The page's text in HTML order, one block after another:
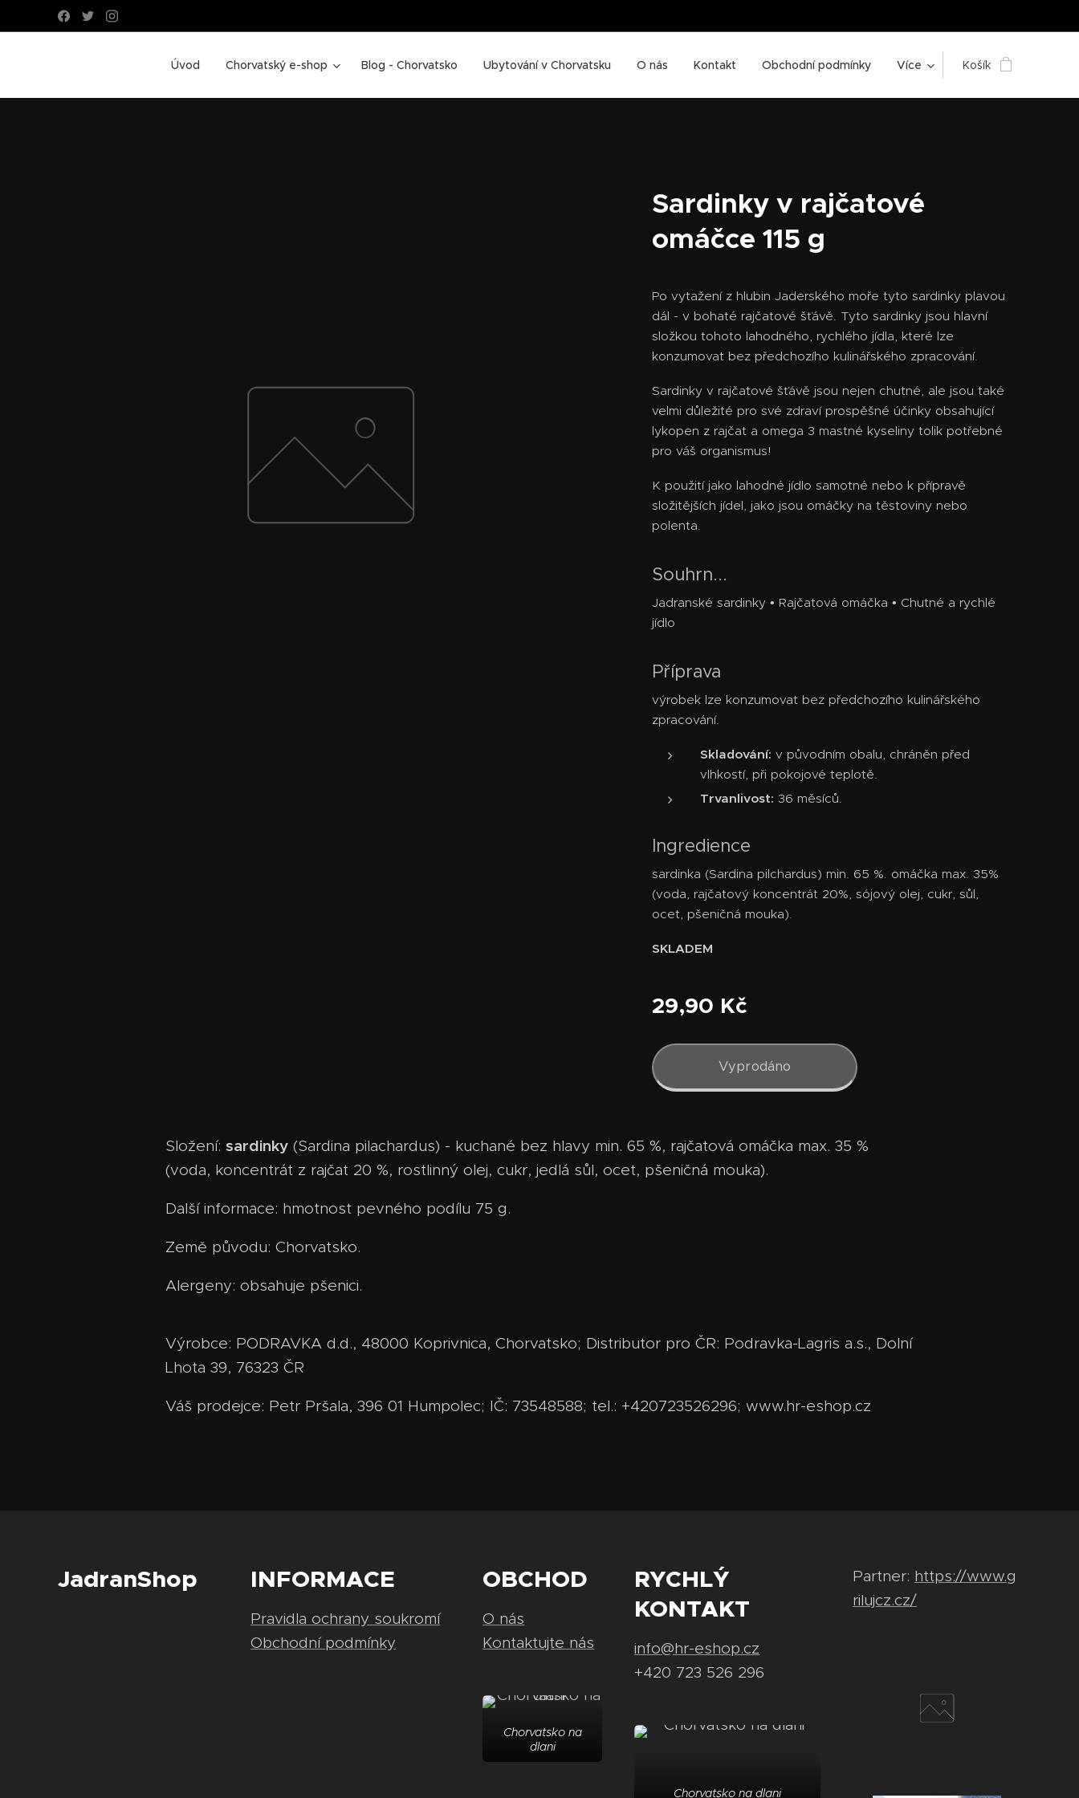
Úvod Chorvatský e-shop Blog - Chorvatsko Ubytování v Chorvatsku O nás Kontakt Obchodní podmínky Více Košík
Sardinky v rajčatové
omáčce 115 g
Po vytažení z hlubin Jaderského moře tyto sardinky plavou
dál - v bohaté rajčatové šťávě. Tyto sardinky jsou hlavní
složkou tohoto lahodného, ​​rychlého jídla, které lze
konzumovat bez předchozího kulinářského zpracování.
Sardinky v rajčatové šťávě jsou nejen chutné, ale jsou také
velmi důležité pro své zdraví prospěšné účinky obsahující
lykopen z rajčat a omega 3 mastné kyseliny tolik potřebné
pro váš organismus!
K použití jako lahodné jídlo samotné nebo k přípravě
složitějších jídel, jako jsou omáčky na těstoviny nebo
polenta.
Souhrn...
Jadranské sardinky • Rajčatová omáčka • Chutné a rychlé
jídlo
Příprava
výrobek lze konzumovat bez předchozího kulinářského
zpracování.
Skladování: v původním obalu, chráněn před
vlhkostí, při pokojové teplotě.
Trvanlivost: 36 měsíců.
Ingredience
sardinka (Sardina pilchardus) min. 65 %. omáčka max. 35%
(voda, rajčatový koncentrát 20%, sójový olej, cukr, sůl,
ocet, pšeničná mouka).
SKLADEM
29,90 Kč
Vyprodáno
Složení: sardinky(Sardina pilachardus) - kuchané bez hlavy min. 65 %, rajčatová omáčka max. 35 %
(voda, koncentrát z rajčat 20 %, rostlinný olej, cukr, jedlá sůl, ocet, pšeničná mouka).
Další informace: hmotnost pevného podílu 75 g.
Země původu: Chorvatsko.
Alergeny: obsahuje pšenici.
Výrobce: PODRAVKA d.d., 48000 Koprivnica, Chorvatsko; Distributor pro ČR: Podravka-Lagris a.s., Dolní
Lhota 39, 76323 ČR
Váš prodejce: Petr Pršala, 396 01 Humpolec; IČ: 73548588; tel.: +420723526296; www.hr-eshop.cz
JadranShop INFORMACE
Pravidla ochrany soukromí
Obchodní podmínky
OBCHOD
O nás
Kontaktujte nás
Chorvatsko na
dlani
RYCHLÝ
KONTAKT
info@hr-eshop.cz
+420 723 526 296
Chorvatsko na dlani
Partner: https://www.g
rilujcz.cz/